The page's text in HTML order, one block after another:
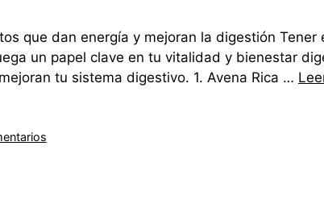
que dan energía y mejoran la digestión
un papel clave en tu vitalidad y bienestar
tu sistema digestivo. 1. Avena Rica …